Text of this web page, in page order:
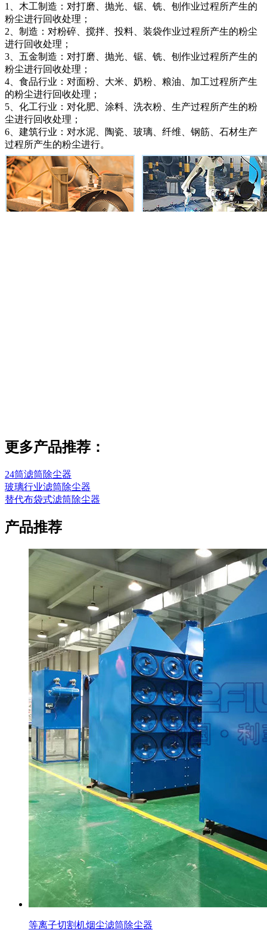
1、木工制造：对打磨、抛光、锯、铣、刨作业过程所产生的
粉尘进行回收处理；
2、制造：对粉碎、搅拌、投料、装袋作业过程所产生的粉尘
进行回收处理；
3、五金制造：对打磨、抛光、锯、铣、刨作业过程所产生的
粉尘进行回收处理；
4、食品行业：对面粉、大米、奶粉、粮油、加工过程所产生
的粉尘进行回收处理；
5、化工行业：对化肥、涂料、洗衣粉、生产过程所产生的粉
尘进行回收处理；
6、建筑行业：对水泥、陶瓷、玻璃、纤维、钢筋、石材生产
过程所产生的粉尘进行。
更多产品推荐：
24筒滤筒除尘器
玻璃行业滤筒除尘器
替代布袋式滤筒除尘器
产品推荐
等离子切割机烟尘滤筒除尘器